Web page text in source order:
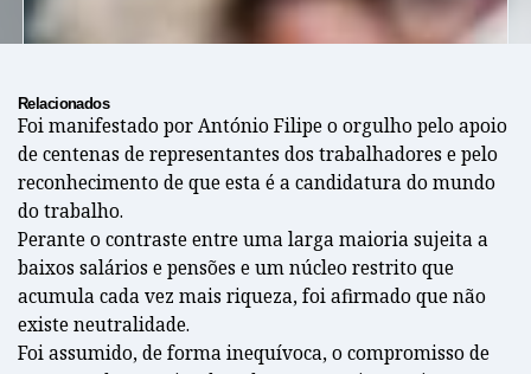
Relacionados
Foi manifestado por António Filipe o orgulho pelo apoio
de centenas de representantes dos trabalhadores e pelo
reconhecimento de que esta é a candidatura do mundo
do trabalho.
Perante o contraste entre uma larga maioria sujeita a
baixos salários e pensões e um núcleo restrito que
acumula cada vez mais riqueza, foi afirmado que não
existe neutralidade.
Foi assumido, de forma inequívoca, o compromisso de